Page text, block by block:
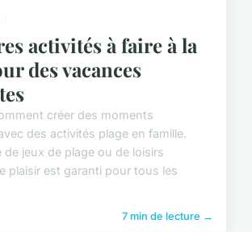
activités à faire à la
des vacances
créer des moments
des activités plage en famille.
de jeux de plage ou de loisirs
plaisir est garanti pour tous les
7 min de lecture →